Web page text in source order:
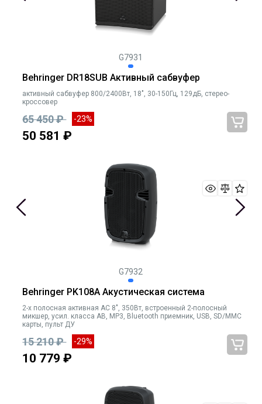
G7931
Behringer DR18SUB Активный сабвуфер
активный сабвуфер 800/2400Вт, 18", 30-150Гц, 129дБ, стерео-
кроссовер
65 450 ₽ -23%
50 581 ₽
G7932
Behringer PK108A Акустическая система
2-х полосная активная АС 8", 350Вт, встроенный 2-полосный
микшер, усил. класса AB, MP3, Bluetooth приемник, USB, SD/MMC
карты, пульт ДУ
15 210 ₽ -29%
10 779 ₽